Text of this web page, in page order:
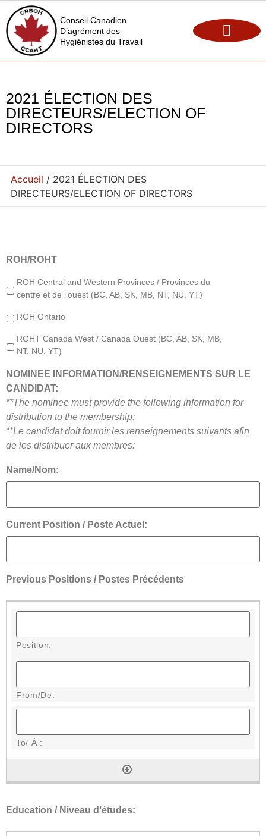
Conseil Canadien
D’agrément des
Hygiénistes du Travail
2021 ÉLECTION DES
DIRECTEURS/ELECTION OF
DIRECTORS
Accueil / 2021 ÉLECTION DES
DIRECTEURS/ELECTION OF DIRECTORS
ROH/ROHT
ROH Central and Western Provinces / Provinces du
centre et de l'ouest (BC, AB, SK, MB, NT, NU, YT)
ROH Ontario
ROHT Canada West / Canada Ouest (BC, AB, SK, MB,
NT, NU, YT)
NOMINEE INFORMATION/RENSEIGNEMENTS SUR LE
CANDIDAT:
**The nominee must provide the following information for
distribution to the membership:
**Le candidat doit fournir les renseignements suivants afin
de les distribuer aux membres:
Name/Nom:
Current Position / Poste Actuel:
Previous Positions / Postes Précédents
Education / Niveau d’études: